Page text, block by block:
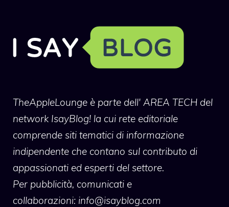
TheAppleLounge è parte dell' AREA TECH del
network IsayBlog! la cui rete editoriale
comprende siti tematici di informazione
indipendente che contano sul contributo di
appassionati ed esperti del settore.
Per pubblicità, comunicati e
collaborazioni: info@isayblog.com